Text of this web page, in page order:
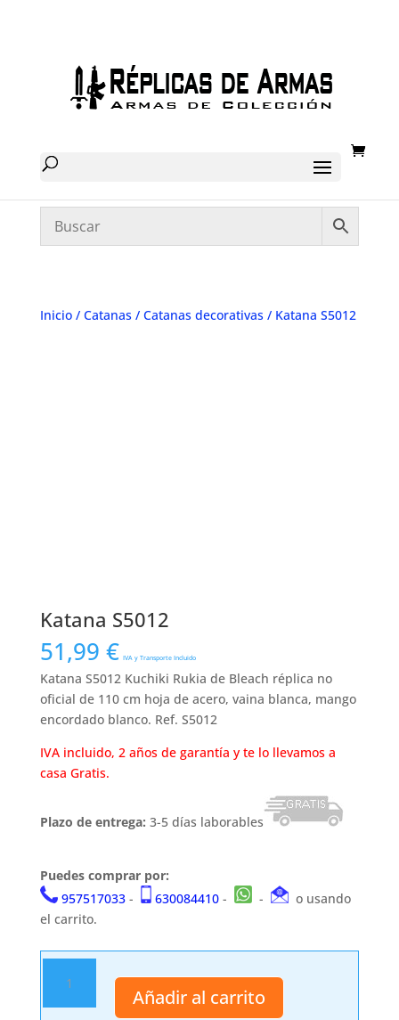
Inicio/ Catanas/ Catanas decorativas/ Katana S5012
Katana S5012
51,99 € IVA y Transporte Incluido
Katana S5012 Kuchiki Rukia de Bleach réplica no
oficial de 110 cm hoja de acero, vaina blanca, mango
encordado blanco. Ref. S5012
IVA incluido, 2 años de garantía y te lo llevamos a
casa Gratis.
Plazo de entrega: 3-5 días laborables
Puedes comprar por:
957517033- 630084410- -
o usando
el carrito.
S5012
cantidad
Añadir al carrito